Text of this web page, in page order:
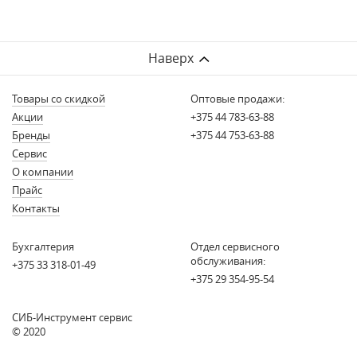
Наверх
Товары со скидкой
Акции
Бренды
Сервис
О компании
Прайс
Контакты
Оптовые продажи:
+375 44 783-63-88
+375 44 753-63-88
Бухгалтерия
+375 33 318-01-49
Отдел сервисного
обслуживания:
+375 29 354-95-54
СИБ-Инструмент сервис
© 2020